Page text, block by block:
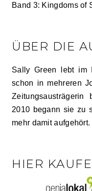
Band 3: Kingdoms of
ÜBER DIE
Sally Green lebt im
schon in mehreren
2010 begann sie zu
mehr damit
HIER